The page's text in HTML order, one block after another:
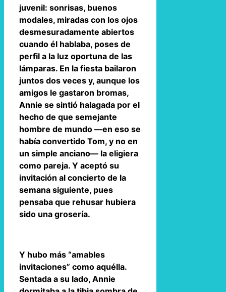
juvenil: sonrisas, buenos
modales, miradas con los ojos
desmesuradamente abiertos
cuando él hablaba, poses de
perfil a la luz oportuna de las
lámparas. En la fiesta bailaron
juntos dos veces y, aunque los
amigos le gastaron bromas,
Annie se sintió halagada por el
hecho de que semejante
hombre de mundo —en eso se
había convertido Tom, y no en
un simple anciano— la eligiera
como pareja. Y aceptó su
invitación al concierto de la
semana siguiente, pues
pensaba que rehusar hubiera
sido una grosería.
Y hubo más “amables
invitaciones” como aquélla.
Sentada a su lado, Annie